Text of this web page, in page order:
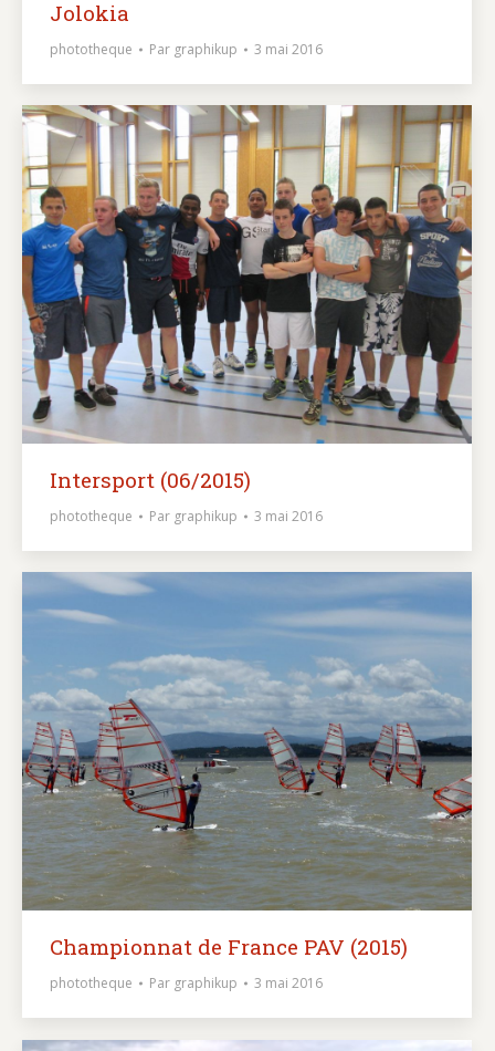
Jolokia
phototheque Par graphikup 3 mai 2016
Intersport (06/2015)
phototheque Par graphikup 3 mai 2016
Championnat de France PAV (2015)
phototheque Par graphikup 3 mai 2016